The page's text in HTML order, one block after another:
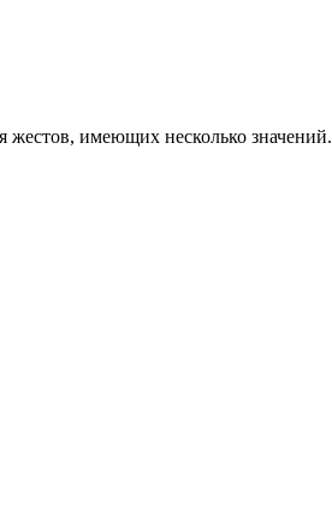
жестов, имеющих несколько значений.